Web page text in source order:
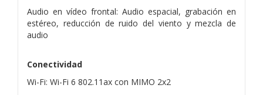
Audio en vídeo frontal: Audio espacial, grabación en
estéreo, reducción de ruido del viento y mezcla de
audio
Conectividad
Wi-Fi: Wi-Fi 6 802.11ax con MIMO 2x2